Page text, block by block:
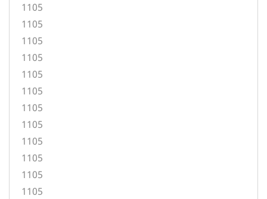
1105
1105
1105
1105
1105
1105
1105
1105
1105
1105
1105
1105